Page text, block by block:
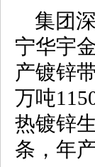
集团
宁华宇
产镀锌
万吨
热镀锌
条，年